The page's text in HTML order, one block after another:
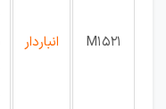
M1521 انباردار